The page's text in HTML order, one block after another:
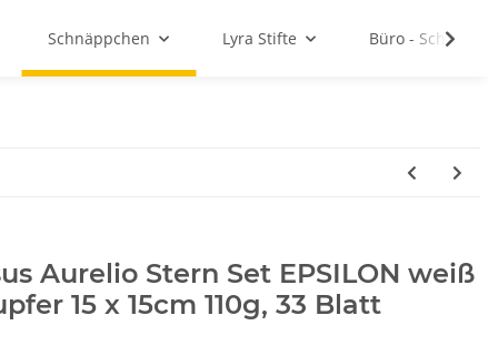
Schnäppchen Lyra Stifte Büro - Schule -
Aurelio Stern Set EPSILON weiß
15 x 15cm 110g, 33 Blatt